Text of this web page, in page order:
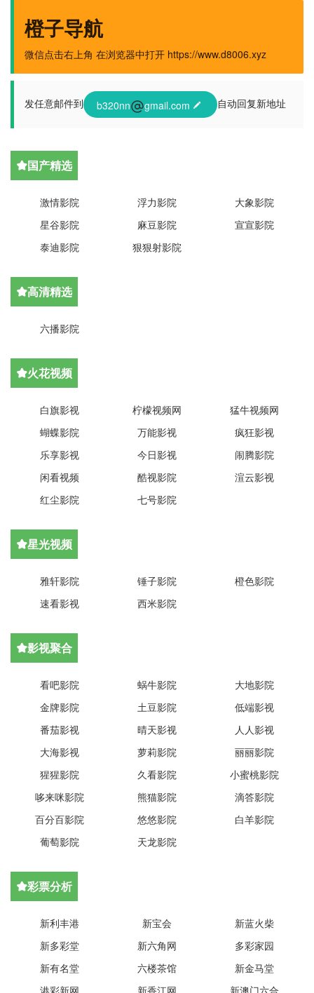
橙子导航
微信点击右上角 在浏览器中打开 https://www.d8006.xyz
发任意邮件到 b320nn gmail.com  自动回复新地址
国产精选
激情影院 浮力影院
大象影院
星谷影院
麻豆影院
宣宣影院
泰迪影院
狠狠射影院
高清精选
六播影院
火花视频
白旗影视 柠檬视频网
猛牛视频网
蝴蝶影院
万能影视
疯狂影视
乐享影视
今日影视
闹腾影院
闲看视频
酷视影院
渲云影视
红尘影院
七号影院
星光视频
雅轩影院 锤子影院
橙色影院
速看影视
西米影院
影视聚合
看吧影院 蜗牛影院
大地影院
金牌影院
土豆影院
低端影视
番茄影视
晴天影视
人人影视
大海影视
萝莉影院
丽丽影院
猩猩影院
久看影院
小蜜桃影院
哆来咪影院
熊猫影院
滴答影院
百分百影院
悠悠影院
白羊影院
葡萄影院
天龙影院
彩票分析
新利丰港 新宝会
新蓝火柴
新多彩堂
新六角网
多彩家园
新有名堂
六楼茶馆
新金马堂
港彩新网
新香江网
新澳门六合